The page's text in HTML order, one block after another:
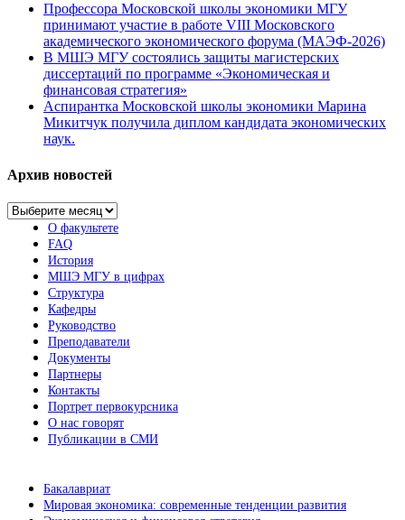
Профессора Московской школы экономики МГУ
принимают участие в работе VIII Московского
академического экономического форума (МАЭФ-2026)
В МШЭ МГУ состоялись защиты магистерских
диссертаций по программе «Экономическая и
финансовая стратегия»
Аспирантка Московской школы экономики Марина
Микитчук получила диплом кандидата экономических
наук.
Архив новостей
Архив
новостейО факультете
FAQ
История
МШЭ МГУ в цифрах
Структура
Кафедры
Руководство
Преподаватели
Документы
Партнеры
Контакты
Портрет первокурсника
О нас говорят
Публикации в СМИ
Бакалавриат
Мировая экономика: современные тенденции развития